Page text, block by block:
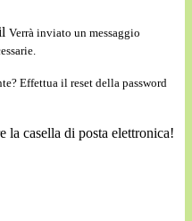
Verrà inviato un messaggio
Effettua il reset della password
la casella di posta elettronica!